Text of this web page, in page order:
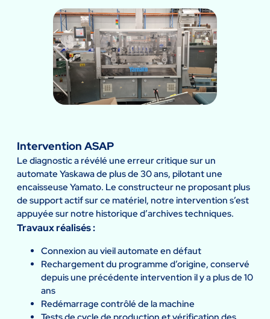
Intervention ASAP
Le diagnostic a révélé une erreur critique sur un
automate Yaskawa de plus de 30 ans, pilotant une
encaisseuse Yamato. Le constructeur ne proposant plus
de support actif sur ce matériel, notre intervention s’est
appuyée sur notre historique d’archives techniques.
Travaux réalisés :
Connexion au vieil automate en défaut
Rechargement du programme d’origine, conservé
depuis une précédente intervention il y a plus de 10
ans
Redémarrage contrôlé de la machine